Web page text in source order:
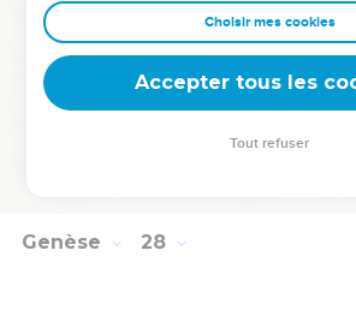
jusqu'à ce que la colère de ton frère
qu'il oublie ce que tu lui as fait, et que
tire de là. Pourquoi serais-je privée de
Et Rebecca dit à Isaac ; J'ai la vie en
filles de Heth. Si Jacob prend une
Genèse 28
Choisir mes cookies
Accepter tous les
Tout refuser